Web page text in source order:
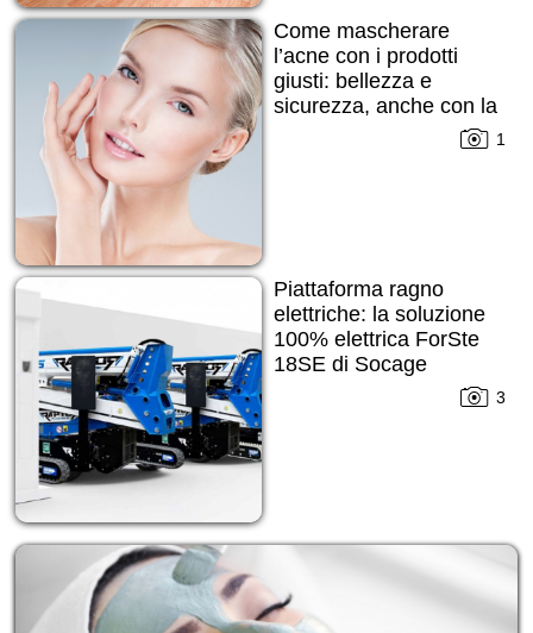
Come mascherare
l’acne con i prodotti
giusti: bellezza e
sicurezza, anche con la
1
Piattaforma ragno
elettriche: la soluzione
100% elettrica ForSte
18SE di Socage
3